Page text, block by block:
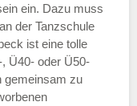
ein. Dazu muss
der Tanzschule
ist eine tolle
Ü40- oder Ü50-
gemeinsam zu